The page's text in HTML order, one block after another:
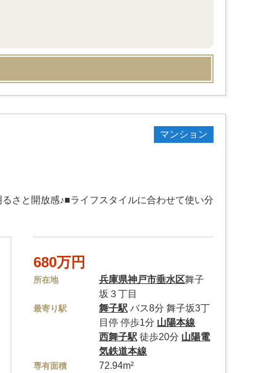
マンション
さと開放感♪■ライフスタイルに合わせて使い分
680万円
所在地 兵庫県神戸市垂水区舞子
坂３丁目
最寄り駅 舞子駅 バス8分 舞子坂3丁
目停 停歩1分 山陽本線
西舞子駅 徒歩20分 山陽電
気鉄道本線
専有面積 72.94m²